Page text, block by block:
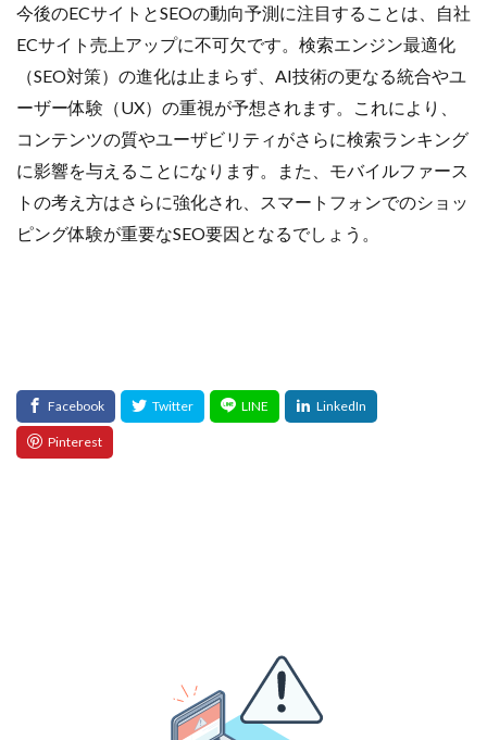
今後のECサイトとSEOの動向予測に注目することは、自社
ECサイト売上アップに不可欠です。検索エンジン最適化
（SEO対策）の進化は止まらず、AI技術の更なる統合やユ
ーザー体験（UX）の重視が予想されます。これにより、
コンテンツの質やユーザビリティがさらに検索ランキング
に影響を与えることになります。また、モバイルファース
トの考え方はさらに強化され、スマートフォンでのショッ
ピング体験が重要なSEO要因となるでしょう。